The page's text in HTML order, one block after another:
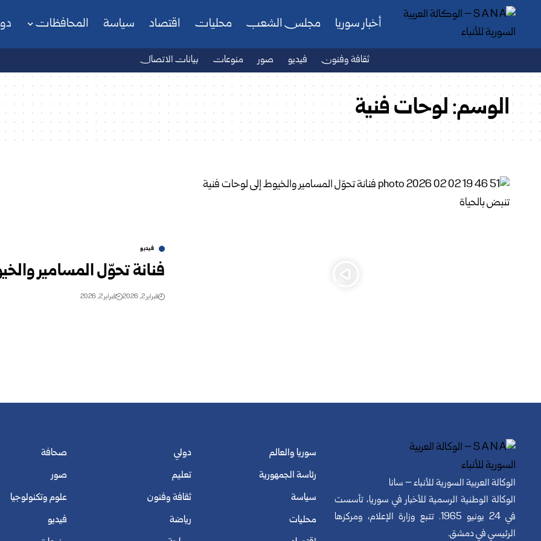
أخبار سوريا مجلس الشعب محليات اقتصاد سياسة المحافظات
ثقافة وفنون فيديو صور منوعات بيانات الاتصال
الوسم:لوحات فنية
فيديو
فنانة تحوّل المسامير
فبراير 2, 2026 فبراير 2, 2026
الوكالة العربية السورية للأنباء – سانا
الوكالة الوطنية الرسمية للأخبار في سوريا، تأسست
في 24 يونيو 1965. تتبع وزارة الإعلام، ومركزها
الرئيسي في دمشق.
سوريا والعالم
رئاسة الجمهورية
سياسة
محليات
دولي
تعليم
ثقافة وفنون
رياضة
صحافة
صور
علوم وتكنولوجيا
فيديو